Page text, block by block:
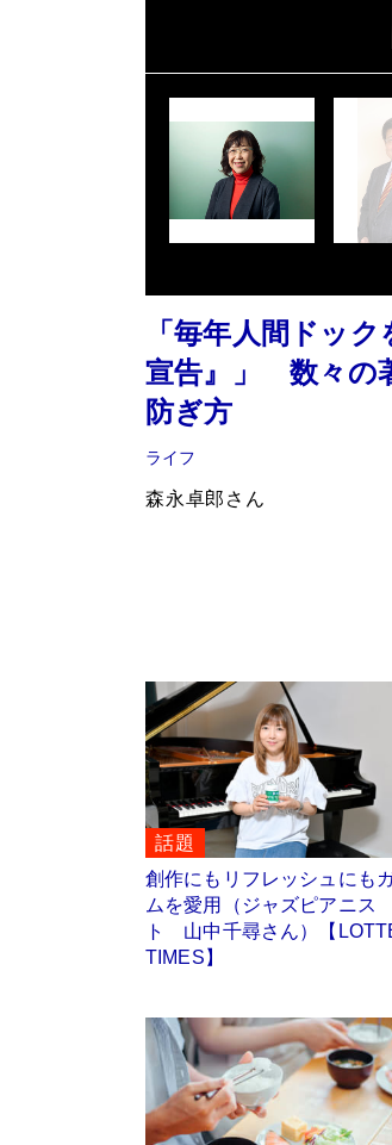
「毎年人間ドッ
宣告』」 数々の
防ぎ方
ライフ
森永卓郎さん
話題
創作にもリフレッシュにも
ムを愛用（ジャズピアニス
ト 山中千尋さん）【
TIMES】